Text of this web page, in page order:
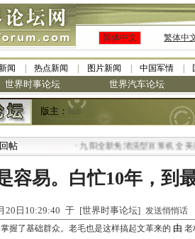
简体中文 繁体中
闻 热点新闻 图片新闻 中国军情
世界时事论坛 世界汽车论坛
版主： bob
帖 九阳全新免清洗型豆浆机 全美最
容易。白忙10年，到
20日10:29:40 于 [世界时事论坛] 发送悄悄话
握了基础群众。老毛也是这样搞起文革来的 由 老